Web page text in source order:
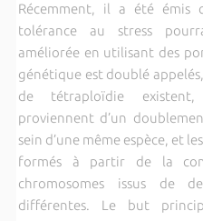
Récemment, il a été émis
tolérance au stress
améliorée en utilisant des
génétique est doublé
de tétraploïdie
proviennent d’un
sein d’une même espèce, et
formés à partir de la
chromosomes issus de
différentes. Le but